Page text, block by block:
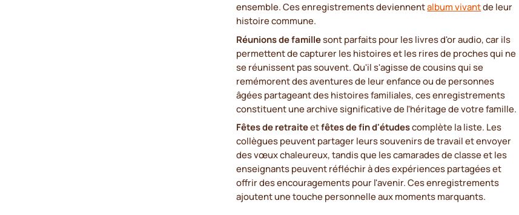
ensemble. Ces enregistrements deviennentalbum vivantde leur
histoire commune.
Réunions de famillesont parfaits pour les livres d'or audio, car ils
permettent de capturer les histoires et les rires de proches qui ne
se réunissent pas souvent. Qu'il s'agisse de cousins qui se
remémorent des aventures de leur enfance ou de personnes
âgées partageant des histoires familiales, ces enregistrements
constituent une archive significative de l'héritage de votre famille.
Fêtes de retraiteetfêtes de fin d'étudescomplète la liste. Les
collègues peuvent partager leurs souvenirs de travail et envoyer
des vœux chaleureux, tandis que les camarades de classe et les
enseignants peuvent réfléchir à des expériences partagées et
offrir des encouragements pour l'avenir. Ces enregistrements
ajoutent une touche personnelle aux moments marquants.